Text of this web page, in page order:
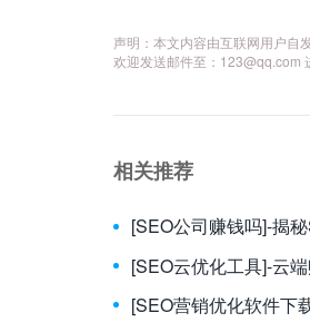
声明：本文内容由互联网用户自
欢迎发送邮件至： 123@qq.com
相关推荐